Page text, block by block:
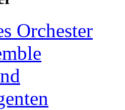
Orchester